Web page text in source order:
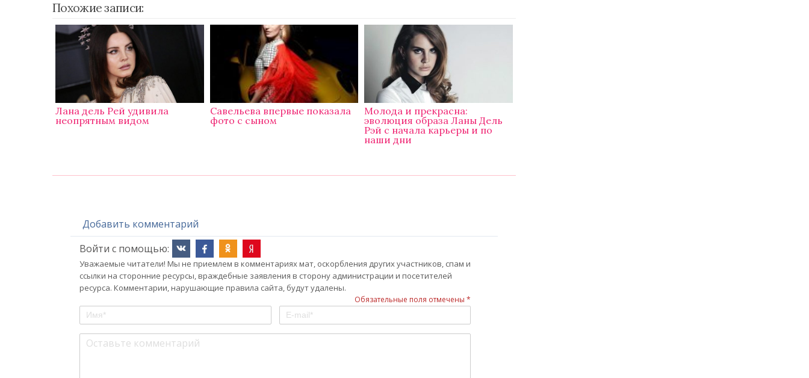
Похожие записи:
Лана дель Рей удивила
неопрятным видом
Савельева впервые показала
фото с сыном
Молода и прекрасна:
эволюция образа Ланы Дель
Рэй с начала карьеры и по
наши дни
Добавить комментарий
Войти с помощью:
Уважаемые читатели! Мы не приемлем в комментариях мат, оскорбления других участников, спам и
ссылки на сторонние ресурсы, враждебные заявления в сторону администрации и посетителей
ресурса. Комментарии, нарушающие правила сайта, будут удалены.
Обязательные поля отмечены *